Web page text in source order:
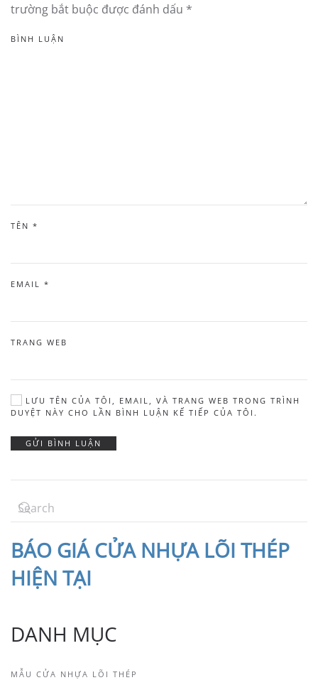
trường bắt buộc được đánh dấu *
BÌNH LUẬN
TÊN *
EMAIL *
TRANG WEB
LƯU TÊN CỦA TÔI, EMAIL, VÀ TRANG WEB TRONG TRÌNH
DUYỆT NÀY CHO LẦN BÌNH LUẬN KẾ TIẾP CỦA TÔI.
GỬI BÌNH LUẬN
BÁO GIÁ CỬA NHỰA LÕI THÉP
HIỆN TẠI
DANH MỤC
MẪU CỬA NHỰA LÕI THÉP